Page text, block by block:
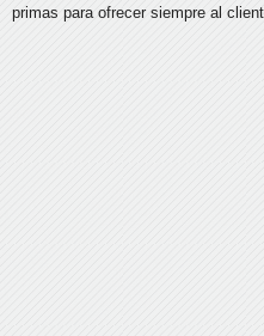
primas para ofrecer siempre al